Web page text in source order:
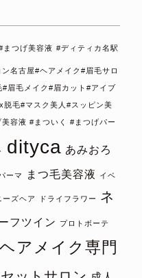
まつげ美容液 #ディティカ名駅
名古屋#ヘアメイク#眉毛サロ
眉毛メイク#眉カット#アイブ
毛#マスク美人#スッピン美
容液 #まついく #まつげパー
dityca あみおろ
ーマ まつ毛美容液 イベ
ーズヘア ドライフラワー
ネ
フツイン プロトボーテ
ヘアメイク専門